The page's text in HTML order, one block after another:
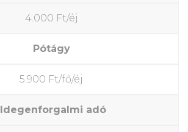
4.000 Ft/éj
Pótágy
5.900 Ft/fő/éj
Idegenforgalmi adó